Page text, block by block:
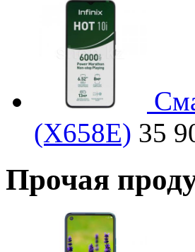
(X658E) 35
Прочая